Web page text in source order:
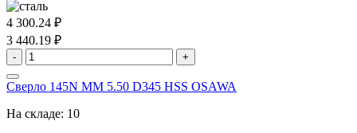
4 300.24 ₽
3 440.19 ₽
- +
Сверло 145N MM 5.50 D345 HSS OSAWA
На складе: 10